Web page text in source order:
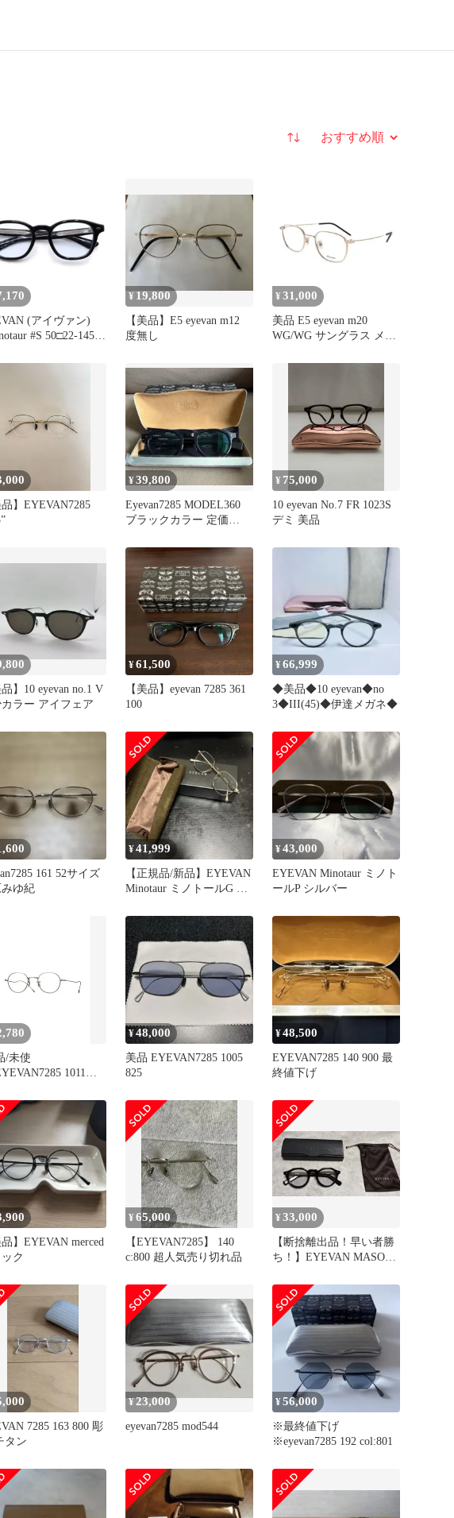
並び替え
(アイヴァン)
#S 50□22-145
¥ 19,800
【美品】E5 eyevan m12
度無し
¥ 31,000
美品 E5 eyevan m20
WG/WG サングラス メガ
品】EYEVAN7285
¥39,800
Eyevan7285 MODEL360
ブラックカラー 定価
¥ 75,000
10 eyevan No.7 FR 1023S
デミ 美品
品】10 eyevan no.1 V
ラー アイフェア
¥61,500
【美品】eyevan 7285 361
100
¥66,999
◆美品◆10 eyevan◆no
3◆III(45)◆伊達メガネ◆
161 52サイズ
ゆ紀
¥41,999
【正規品/新品】EYEVAN
Minotaur ミノトールG 大
¥43,000
EYEVAN Minotaur ミノト
ールP シルバー
/未使
1011
¥48,000
美品 EYEVAN7285 1005
825
¥48,500
EYEVAN7285 140 900 最
終値下げ
品】EYEVAN merced
ク
¥65,000
【EYEVAN7285】 140
c:800 超人気売り切れ品
¥33,000
【断捨離出品！早い者勝
ち！】EYEVAN MASON
7285 163 800 彫
タン
¥23,000
eyevan7285 mod544
¥56,000
※最終値下げ
※eyevan7285 192 col:801